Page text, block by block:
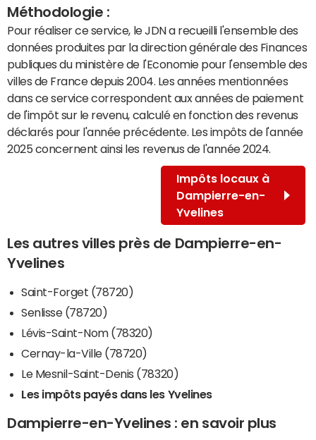
Méthodologie :
Pour réaliser ce service, le JDN a recueilli l'ensemble des
données produites par la direction générale des Finances
publiques du ministère de l'Economie pour l'ensemble des
villes de France depuis 2004. Les années mentionnées
dans ce service correspondent aux années de paiement
de l'impôt sur le revenu, calculé en fonction des revenus
déclarés pour l'année précédente. Les impôts de l'année
2025 concernent ainsi les revenus de l'année 2024.
Impôts locaux à
Dampierre-en-
Yvelines
Les autres villes près de Dampierre-en-
Yvelines
Saint-Forget (78720)
Senlisse (78720)
Lévis-Saint-Nom (78320)
Cernay-la-Ville (78720)
Le Mesnil-Saint-Denis (78320)
Les impôts payés dans les Yvelines
Dampierre-en-Yvelines : en savoir plus